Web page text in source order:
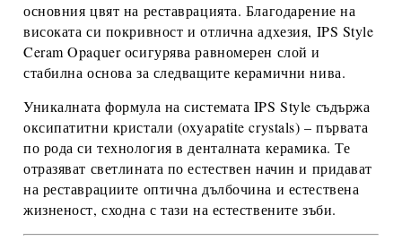
основния цвят на реставрацията. Благодарение на
високата си покривност и отлична адхезия, IPS Style
Ceram Opaquerосигурява равномерен слой и
стабилна основа за следващите керамични нива.
Уникалната формула на системата IPS Style съдържа
оксипатитни кристали (oxyapatite crystals) – първата
по рода си технология в денталната керамика. Те
отразяват светлината по естествен начин и придават
на реставрациите оптична дълбочина и естествена
жизненост, сходна с тази на естествените зъби.